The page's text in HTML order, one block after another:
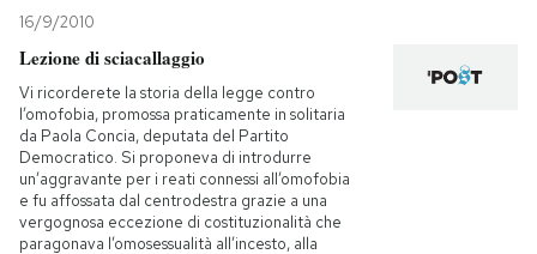
I MIEI PREFERITI
SHOP
CALENDARIO
16/9/2010
Lezione di sciacallaggio
Vi ricorderete la storia della legge contro
l’omofobia, promossa praticamente in solitaria
da Paola Concia, deputata del Partito
Democratico. Si proponeva di introdurre
un’aggravante per i reati connessi all’omofobia
e fu affossata dal centrodestra grazie a una
vergognosa eccezione di costituzionalità che
paragonava l’omosessualità all’incesto, alla